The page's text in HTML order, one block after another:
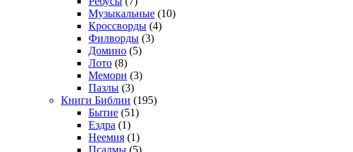
Музыкальные (10)
Кроссворды (4)
Филворды (3)
Домино (5)
Лото (8)
Мемори (3)
Пазлы (3)
Книги Библии (195)
Бытие (51)
Ездра (1)
Неемия (1)